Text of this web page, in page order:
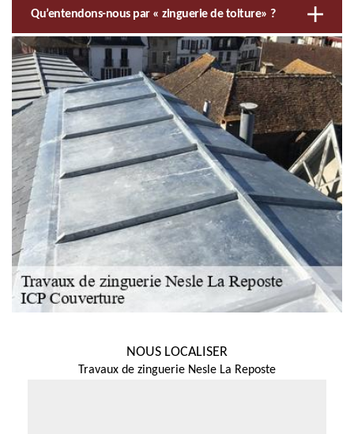
Qu’entendons-nous par « zinguerie de toiture» ?
NOUS LOCALISER
Travaux de zinguerie Nesle La Reposte